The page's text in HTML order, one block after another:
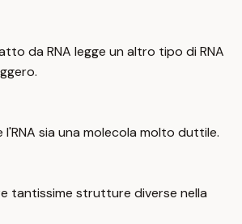
da RNA legge un altro tipo di RNA
l'RNA sia una molecola molto duttile.
tantissime strutture diverse nella